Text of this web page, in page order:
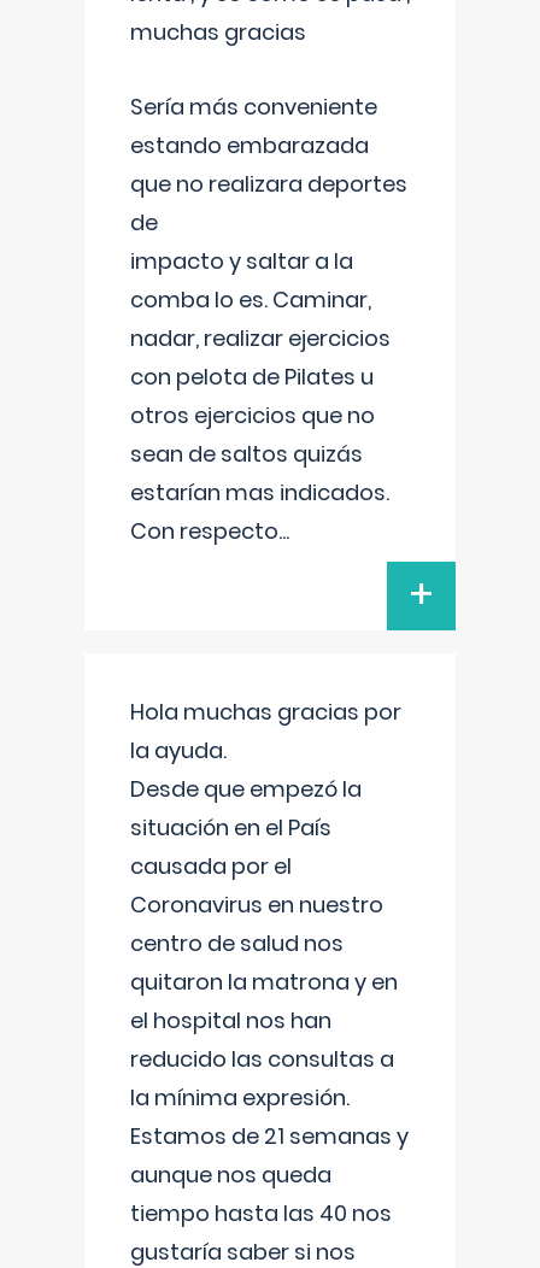
muchas gracias
Sería más conveniente
estando embarazada
que no realizara deportes
de
impacto y saltar a la
comba lo es. Caminar,
nadar, realizar ejercicios
con pelota de Pilates u
otros ejercicios que no
sean de saltos quizás
estarían mas indicados.
Con respecto...
+
Hola muchas gracias por
la ayuda.
Desde que empezó la
situación en el País
causada por el
Coronavirus en nuestro
centro de salud nos
quitaron la matrona y en
el hospital nos han
reducido las consultas a
la mínima expresión.
Estamos de 21 semanas y
aunque nos queda
tiempo hasta las 40 nos
gustaría saber si nos